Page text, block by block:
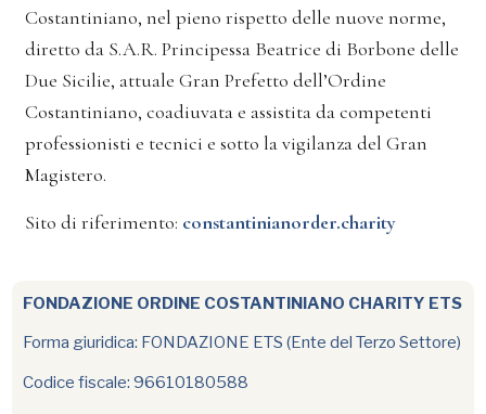
Costantiniano, nel pieno rispetto delle nuove norme,
diretto da S.A.R. Principessa Beatrice di Borbone delle
Due Sicilie, attuale Gran Prefetto dell’Ordine
Costantiniano, coadiuvata e assistita da competenti
professionisti e tecnici e sotto la vigilanza del Gran
Magistero.
Sito di riferimento: constantinianorder.charity
FONDAZIONE ORDINE COSTANTINIANO CHARITY ETS
Forma giuridica: FONDAZIONE ETS (Ente del Terzo Settore)
Codice fiscale: 96610180588